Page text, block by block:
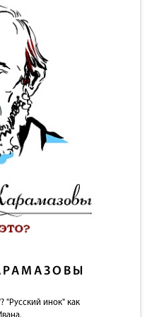
"Русский инок" как